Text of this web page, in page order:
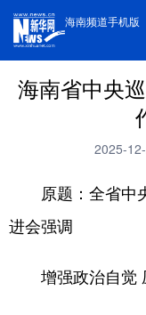
海南频道手机版
海南省中央
2025-
原题：全省中央
进会强调
增强政治自觉